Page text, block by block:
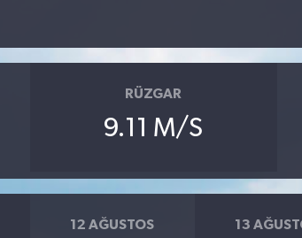
RÜZGAR
9.11 M/S
12 AĞUSTOS 13